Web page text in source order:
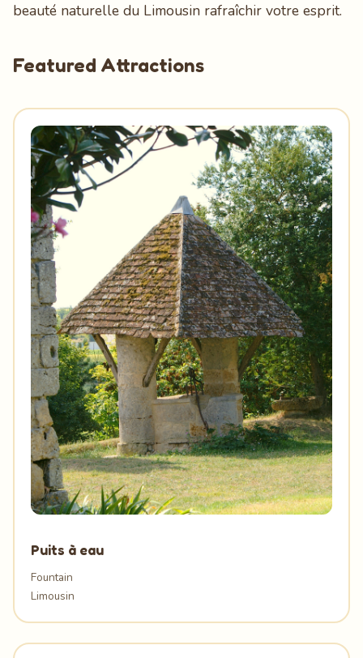
beauté naturelle du Limousin rafraîchir votre esprit.
Featured Attractions
Puits à eau
Fountain
Limousin